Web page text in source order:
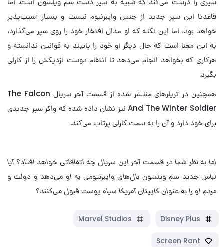
قاعدتا این سپر جدید از جنس وایبرنیوم نیست و بسیار آسیب‌پذیر
خواهد بود، اما این نکته که او مدال افتخار خود را روی سپر می‌گذارد،
به این معنا است که حال دیگر او خود را پایبند به قوانین ندانسته و
هرکاری که بخواهد انجام می‌دهد تا انتقام دوست نزدیکش را از کارلی
بگیرد.
همچنین در تریلرهای منتشر شده از قسمت آخر سریال The Falcon
And The Winter Soldier نیز نشان داده شده که واکر سپر جدیدی
برای خود دارد و آن را به سمت کارلی پرتاب می‌کند.
اما به نظر شما در قسمت آخر این سریال چه اتفاقاتی خواهد افتاد؟ آیا
لباس جدید سم ویلسون بال‌های وایبرنیومی به او می‌دهد و دولت و
مردم او را به عنوان کاپیتان آمریکا سیاه پوست قبول می‌کنند؟
Disney Plus
Marvel Studios
Screen Rant